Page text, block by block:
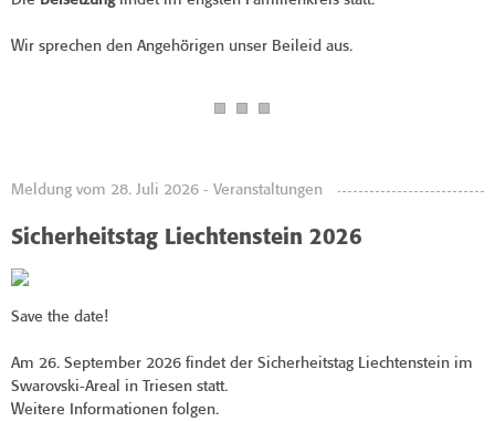
Wir sprechen den Angehörigen unser Beileid aus.
Meldung vom 28. Juli 2026 - Veranstaltungen
Sicherheitstag Liechtenstein 2026
Save the date!
Am 26. September 2026 findet der Sicherheitstag Liechtenstein im
Swarovski-Areal in Triesen statt.
Weitere Informationen folgen.